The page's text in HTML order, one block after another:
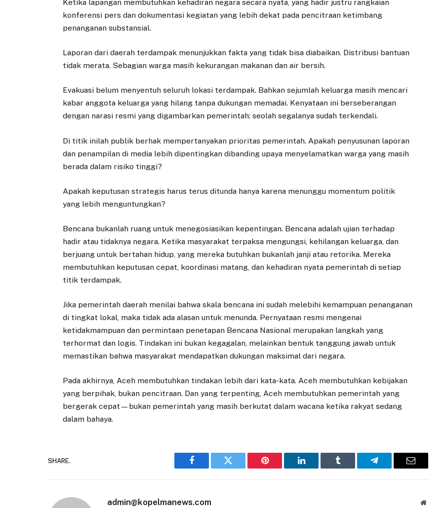
Ketika lapangan membutuhkan kehadiran negara secara nyata, yang hadir justru rangkaian
konferensi pers dan dokumentasi kegiatan yang lebih dekat pada pencitraan ketimbang
penanganan substansial.
Laporan dari daerah terdampak menunjukkan fakta yang tidak bisa diabaikan. Distribusi bantuan
tidak merata. Sebagian warga masih kekurangan makanan dan air bersih.
Evakuasi belum menyentuh seluruh lokasi terdampak. Bahkan sejumlah keluarga masih mencari
kabar anggota keluarga yang hilang tanpa dukungan memadai. Kenyataan ini berseberangan
dengan narasi resmi yang digambarkan pemerintah: seolah segalanya sudah terkendali.
Di titik inilah publik berhak mempertanyakan prioritas pemerintah. Apakah penyusunan laporan
dan penampilan di media lebih dipentingkan dibanding upaya menyelamatkan warga yang masih
berada dalam risiko tinggi?
Apakah keputusan strategis harus terus ditunda hanya karena menunggu momentum politik
yang lebih menguntungkan?
Bencana bukanlah ruang untuk menegosiasikan kepentingan. Bencana adalah ujian terhadap
hadir atau tidaknya negara. Ketika masyarakat terpaksa mengungsi, kehilangan keluarga, dan
berjuang untuk bertahan hidup, yang mereka butuhkan bukanlah janji atau retorika. Mereka
membutuhkan keputusan cepat, koordinasi matang, dan kehadiran nyata pemerintah di setiap
titik terdampak.
Jika pemerintah daerah menilai bahwa skala bencana ini sudah melebihi kemampuan penanganan
di tingkat lokal, maka tidak ada alasan untuk menunda. Pernyataan resmi mengenai
ketidakmampuan dan permintaan penetapan Bencana Nasional merupakan langkah yang
terhormat dan logis. Tindakan ini bukan kegagalan, melainkan bentuk tanggung jawab untuk
memastikan bahwa masyarakat mendapatkan dukungan maksimal dari negara.
Pada akhirnya, Aceh membutuhkan tindakan lebih dari kata-kata. Aceh membutuhkan kebijakan
yang berpihak, bukan pencitraan. Dan yang terpenting, Aceh membutuhkan pemerintah yang
bergerak cepat—bukan pemerintah yang masih berkutat dalam wacana ketika rakyat sedang
dalam bahaya.
SHARE.
Facebook Twitter Pinterest LinkedIn Tumblr Telegram Email
admin@kopelmanews.com Website